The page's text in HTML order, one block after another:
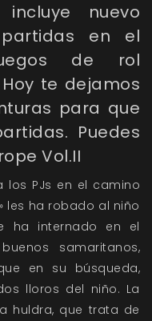
nuevo
en el
de rol
te dejamos
para que
Puedes
Vol.II
los PJs en el camino
les ha robado al niño
ha internado en el
samaritanos,
en su búsqueda,
lloros del niño. La
huldra, que trata de